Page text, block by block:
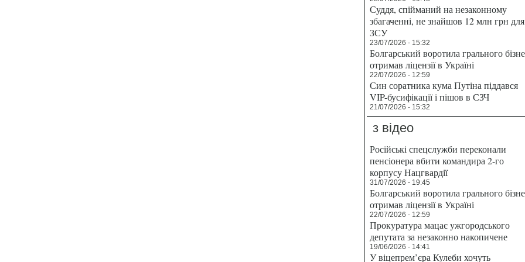
Суддя, спійманий на незаконному
збагаченні, не знайшов 12 млн грн для
ЗСУ
23/07/2026 - 15:32
Болгарський воротила грального
отримав ліцензії в Україні
22/07/2026 - 12:59
Син соратника кума Путіна піддався
VIP-бусифікації і пішов в СЗЧ
21/07/2026 - 15:32
з відео
Російські спецслужби переконали
пенсіонера вбити командира 2-го
корпусу Нацгвардії
31/07/2026 - 19:45
Болгарський воротила грального
отримав ліцензії в Україні
22/07/2026 - 12:59
Прокуратура мацає ужгородського
депутата за незаконно накопичене
19/06/2026 - 14:41
У віцепрем’єра Кулеби хочуть